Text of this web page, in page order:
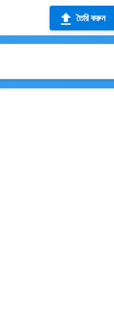
তৈরি করুন